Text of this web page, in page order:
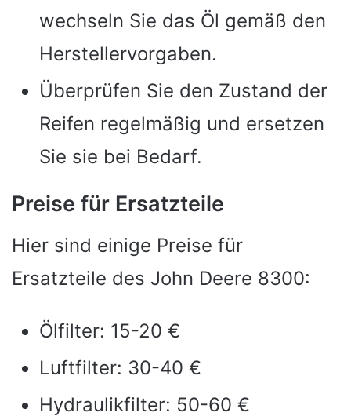
wechseln Sie das Öl gemäß den
Herstellervorgaben.
Überprüfen Sie den Zustand der
Reifen regelmäßig und ersetzen
Sie sie bei Bedarf.
Preise für Ersatzteile
Hier sind einige Preise für
Ersatzteile des John Deere 8300:
Ölfilter: 15-20 €
Luftfilter: 30-40 €
Hydraulikfilter: 50-60 €